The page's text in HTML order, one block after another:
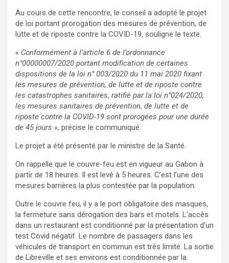
Au cours de cette rencontre, le conseil a adopté le projet
de loi portant prorogation des mesures de prévention, de
lutte et de riposte contre la COVID-19, souligne le texte.
« Conformément à l’article 6 de l’ordonnance
n°00000007/2020 portant modification de certaines
dispositions de la loi n° 003/2020 du 11 mai 2020 fixant
les mesures de prévention, de lutte et de riposte contre
les catastrophes sanitaires, ratifié par la loi n°024/2020,
les mesures sanitaires de prévention, de lutte et de
riposte contre la COVID-19 sont prorogées pour une durée
de 45 jours », précise le communiqué.
Le projet a été présenté par le ministre de la Santé.
On rappelle que le couvre-feu est en vigueur au Gabon à
partir de 18 heures. Il est levé à 5 heures. C’est l’une des
mesures barrières la plus contestée par la population.
Outre le couvre feu, il y a le port obligatoire des masques,
la fermeture sans dérogation des bars et motels. L’accès
dans un restaurant est conditionné par la présentation d’un
test Covid négatif. Le nombre de passagers dans les
véhicules de transport en commun est très limité. La sortie
de Libreville et ses environs est conditionnée par la